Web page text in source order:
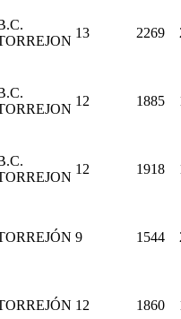
13 2269
12 1885
12 1918
9 1544
12 1860